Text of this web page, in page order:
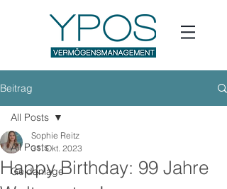
Beitrag
All Posts
Geldanlage
All Posts
Happy Birthday: 99 Jahre
Sophie Reitz
31. Okt. 2023